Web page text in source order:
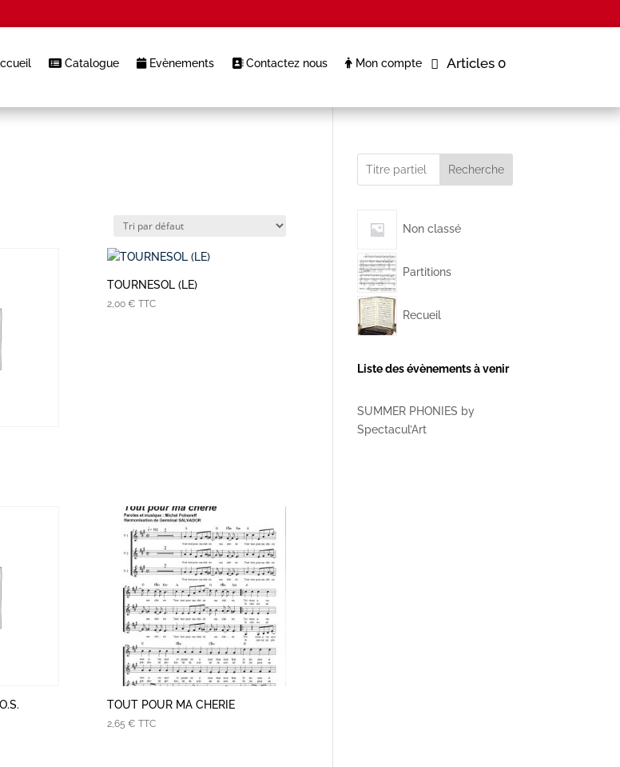
Catalogue Evènements Contactez nous Mon compte Articles 0
TOURNESOL (LE)
2,00 € TTC
TOUT POUR MA CHERIE
2,65 € TTC
Recherche
Non classé
Partitions
Recueil
Liste des évènements à venir
SUMMER PHONIES by
Spectacul’Art